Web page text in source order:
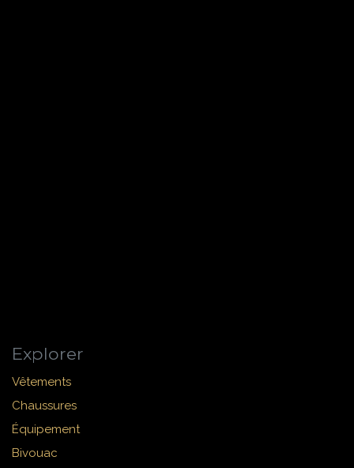
Explorer
Vêtements
Chaussures
Équipement
Bivouac